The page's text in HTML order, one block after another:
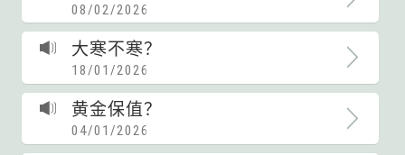
08/02/2026
大寒不寒？
18/01/2026
黄金保值？
04/01/2026